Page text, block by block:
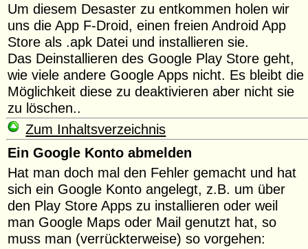
Um diesem Desaster zu entkommen holen wir
uns die App F-Droid, einen freien Android App
Store als .apk Datei und installieren sie.
Das Deinstallieren des Google Play Store geht,
wie viele andere Google Apps nicht. Es bleibt die
Möglichkeit diese zu deaktivieren aber nicht sie
zu löschen..
Zum Inhaltsverzeichnis
Ein Google Konto abmelden
Hat man doch mal den Fehler gemacht und hat
sich ein Google Konto angelegt, z.B. um über
den Play Store Apps zu installieren oder weil
man Google Maps oder Mail genutzt hat, so
muss man (verrückterweise) so vorgehen: